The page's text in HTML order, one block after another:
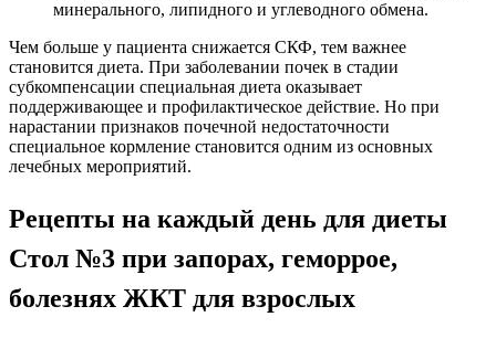
минерального, липидного и углеводного обмена.
Чем больше у пациента снижается СКФ, тем важнее
становится диета. При заболевании почек в стадии
субкомпенсации специальная диета оказывает
поддерживающее и профилактическое действие. Но при
нарастании признаков почечной недостаточности
специальное кормление становится одним из основных
лечебных мероприятий.
Рецепты на каждый день для диеты
Стол №3 при запорах, геморрое,
болезнях ЖКТ для взрослых